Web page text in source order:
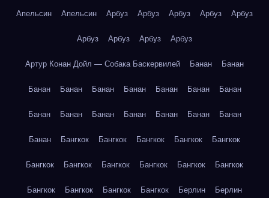
Апельсин Апельсин Арбуз Арбуз Арбуз Арбуз Арбуз
Арбуз Арбуз Арбуз Арбуз
Артур Конан Дойл — Собака Баскервилей Банан Банан
Банан Банан Банан Банан Банан Банан Банан
Банан Банан Банан Банан Банан Банан Банан
Банан Бангкок Бангкок Бангкок Бангкок Бангкок
Бангкок Бангкок Бангкок Бангкок Бангкок Бангкок
Бангкок Бангкок Бангкок Бангкок Берлин Берлин